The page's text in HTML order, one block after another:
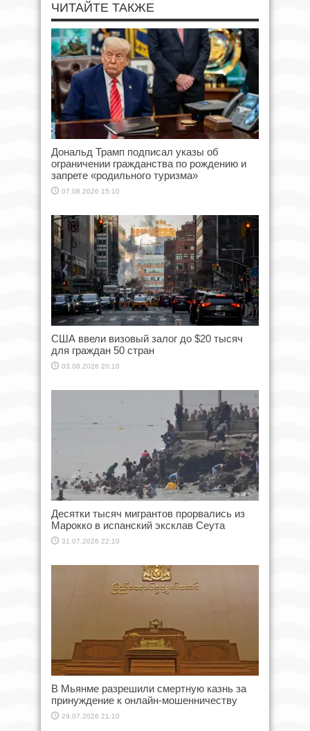
ЧИТАЙТЕ ТАКЖЕ
Дональд Трамп подписал указы об
ограничении гражданства по рождению и
запрете «родильного туризма»
07.08.2026 15:10
США ввели визовый залог до $20 тысяч
для граждан 50 стран
03.08.2026 20:10
Десятки тысяч мигрантов прорвались из
Марокко в испанский эксклав Сеута
31.07.2026 22:10
В Мьянме разрешили смертную казнь за
принуждение к онлайн-мошенничеству
29.07.2026 21:10